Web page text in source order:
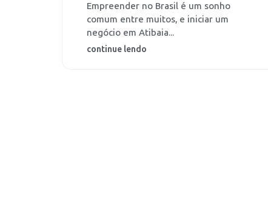
Empreender no Brasil é um sonho
comum entre muitos, e iniciar um
negócio em Atibaia...
continue lendo